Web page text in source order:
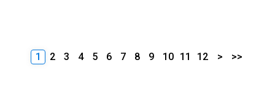
1 2 3 4 5 6 7 8 9 10 11 12 > >>